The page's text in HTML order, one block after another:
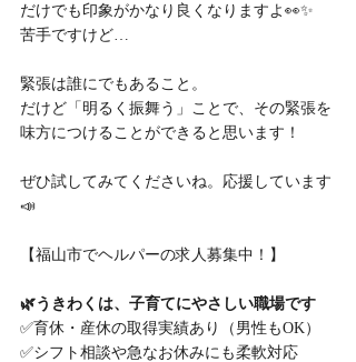
だけでも印象がかなり良くなりますよ👀✨
苦手ですけど…
緊張は誰にでもあること。
だけど「明るく振舞う」ことで、その緊張を
味方につけることができると思います！
ぜひ試してみてくださいね。応援しています
📣
【福山市でヘルパーの求人募集中！】
🌿うきわくは、子育てにやさしい職場です
✅育休・産休の取得実績あり（男性もOK）
✅シフト相談や急なお休みにも柔軟対応